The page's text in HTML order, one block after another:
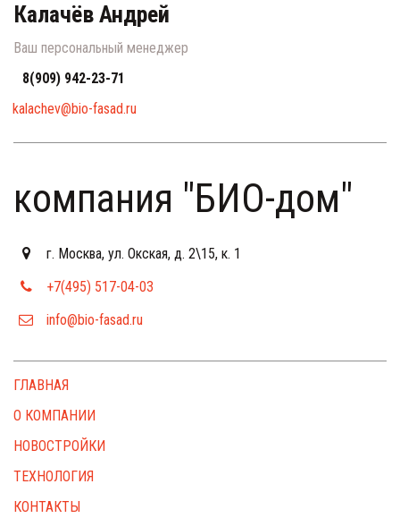
Калачёв Андрей
Ваш персональный менеджер
8(909) 942-23-71
kalachev@bio-fasad.ru
компания "БИО-дом"
г. Москва, ул. Окская, д. 2\15, к. 1
+7(495) 517-04-03
info@bio-fasad.ru
ГЛАВНАЯ
О КОМПАНИИ
НОВОСТРОЙКИ
ТЕХНОЛОГИЯ
КОНТАКТЫ